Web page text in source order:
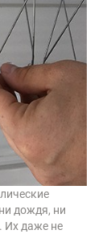
дождя, ни
Их даже не